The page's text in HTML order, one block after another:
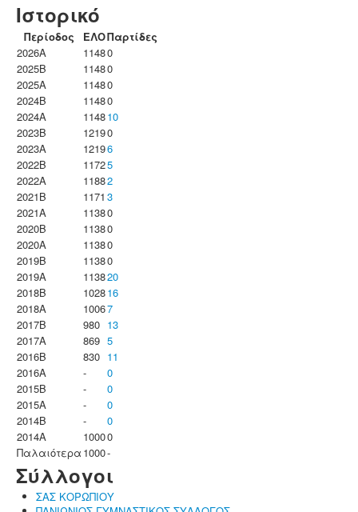
Ιστορικό
Περίοδος ΕΛΟΠαρτίδες
2026A
11480
2025B
11480
2025A
11480
2024B
11480
2024A
114810
2023B
12190
2023Α
12196
2022B
11725
2022A
11882
2021B
1171 3
2021A
11380
2020B
11380
2020A
11380
2019B
11380
2019A
113820
2018B
102816
2018A
10067
2017B
980 13
2017A
869 5
2016B
830 11
2016A
-
0
2015B
-
0
2015A
-
0
2014B
-
0
2014A
10000
Παλαιότερα 1000-
Σύλλογοι
ΣΑΣ ΚΟΡΩΠΙΟΥ